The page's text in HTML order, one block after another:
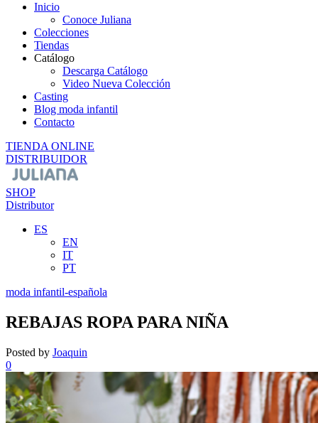
Inicio
Conoce Juliana
Colecciones
Tiendas
Catálogo
Descarga Catálogo
Video Nueva Colección
Casting
Blog moda infantil
Contacto
TIENDA ONLINE
DISTRIBUIDOR
SHOP
Distributor
ES
EN
IT
PT
moda infantil-española
REBAJAS ROPA PARA NIÑA
Posted by Joaquin
0